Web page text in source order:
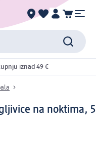
iznad 49 €
na noktima, 5